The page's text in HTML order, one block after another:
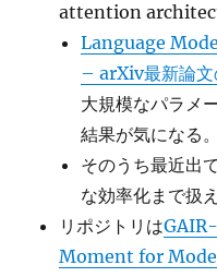
attention
Language
– arXiv最新論文
大規模なパラメ
結果が気になる。
そのうち最近出
な効率化まで扱
リポジトリは
Moment for